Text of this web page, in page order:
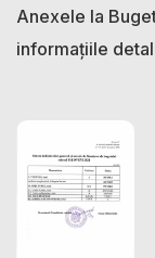
Anexele la
informațiile